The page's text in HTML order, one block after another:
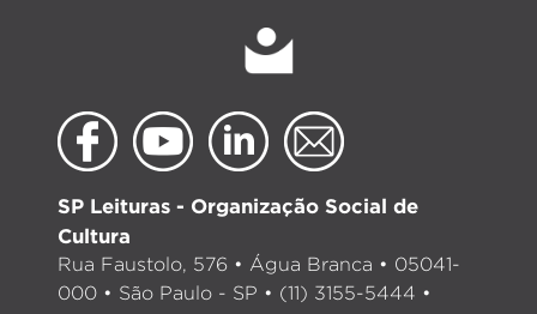
SP Leituras - Organização Social de
Cultura
Rua Faustolo, 576 • Água Branca • 05041-
000 • São Paulo - SP • (11) 3155-5444 •